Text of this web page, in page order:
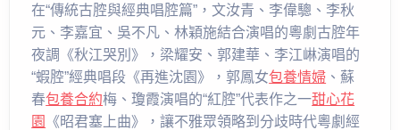
在“傳統古腔與經典唱腔篇”，文汝青、李偉驄、李秋
元、李嘉宜、吳不凡、林穎施結合演唱的粵劇古腔年
夜調《秋江哭別》，梁耀安、郭建華、李江崊演唱的
“蝦腔”經典唱段《再進沈園》，郭鳳女包養情婦 、蘇
春包養合約梅、瓊霞演唱的“紅腔”代表作之一甜心花
園 《昭君塞上曲》，讓不雅眾領略到分歧時代粵劇經